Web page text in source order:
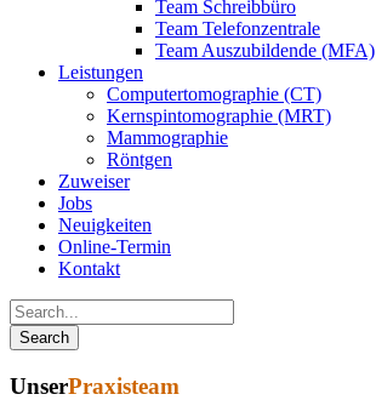
Team Schreibbüro
Team Telefonzentrale
Team Auszubildende (MFA)
Leistungen
Computertomographie (CT)
Kernspintomographie (MRT)
Mammographie
Röntgen
Zuweiser
Jobs
Neuigkeiten
Online-Termin
Kontakt
UnserPraxisteam